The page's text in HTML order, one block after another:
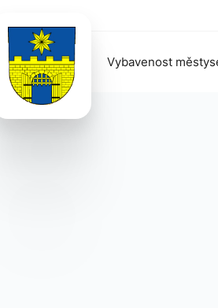
Vybavenost